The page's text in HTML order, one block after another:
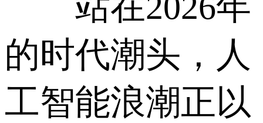
的时代潮头，人
工智能浪潮正以